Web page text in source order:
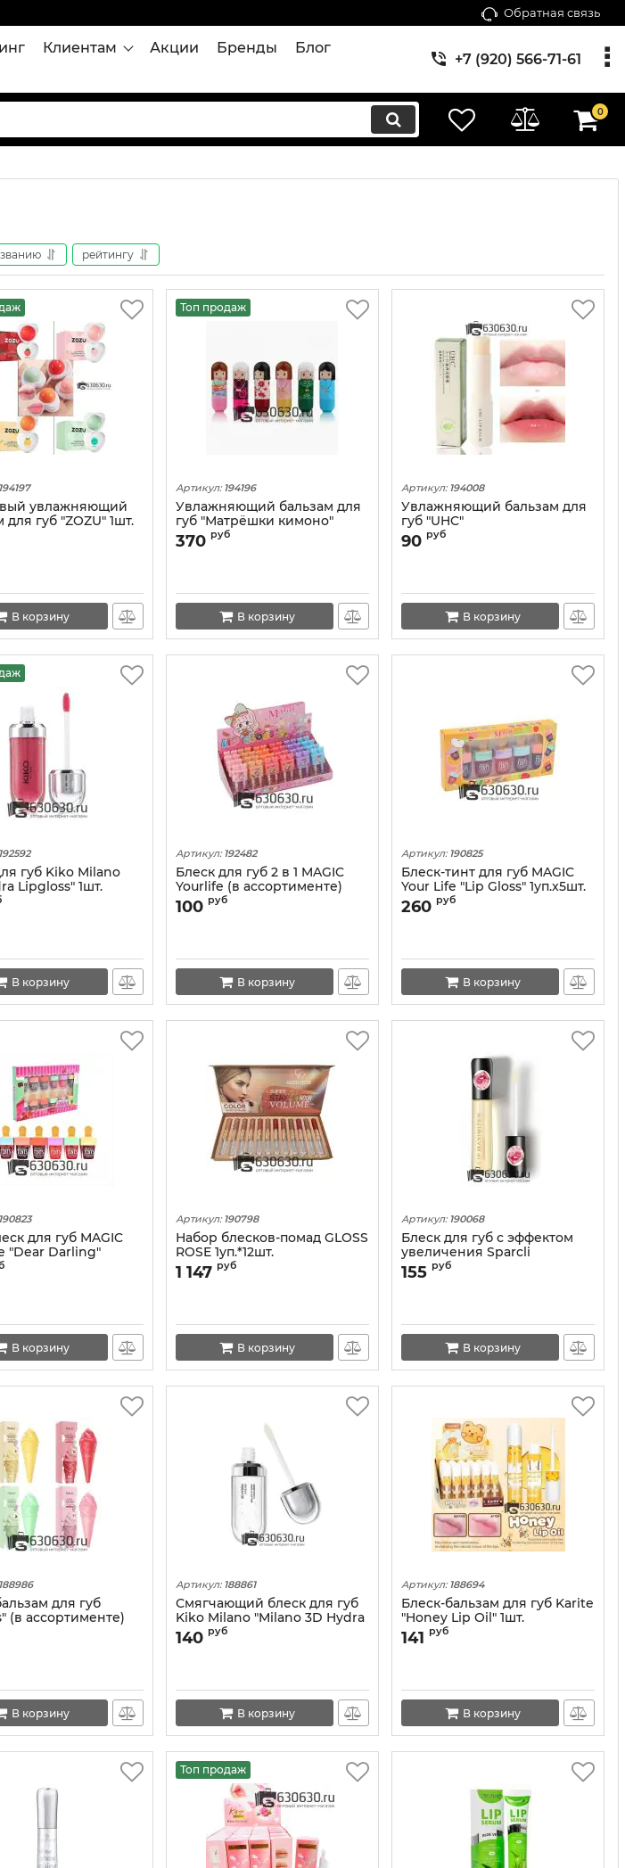
Обратная связь
Клиентам Акции Бренды
Блог
+7 (920) 566-71-61
0
рейтингу
194197
увлажняющий
для губ "ZOZU" 1шт.
ассортименте)
В корзину
Топ продаж
Артикул: 194196
Увлажняющий бальзам для
губ "Матрёшки кимоно"
1уп.*24шт.
370 руб
В корзину
Артикул: 194008
Увлажняющий бальзам для
губ "UHC"
90 руб
В корзину
192592
губ Kiko Milano
Lipgloss" 1шт.
ассортименте)
В корзину
Артикул: 192482
Блеск для губ 2 в 1 MAGIC
Yourlife (в ассортименте)
1шт.
100 руб
В корзину
Артикул: 190825
Блеск-тинт для губ MAGIC
Your Life "Lip Gloss" 1уп.x5шт.
260 руб
В корзину
190823
для губ MAGIC
"Dear Darling"
В корзину
Артикул: 190798
Набор блесков-помад GLOSS
ROSE 1уп.*12шт.
1 147 руб
В корзину
Артикул: 190068
Блеск для губ с эффектом
увеличения Sparcli
"Maximizer"
155 руб
В корзину
188986
для губ
(в ассортименте)
В корзину
Артикул: 188861
Смягчающий блеск для губ
Kiko Milano "Milano 3D Hydra
Lipgloss" (в ассортименте)
1шт.
140 руб
В корзину
Артикул: 188694
Блеск-бальзам для губ Karite
"Honey Lip Oil" 1шт.
141 руб
В корзину
Топ продаж